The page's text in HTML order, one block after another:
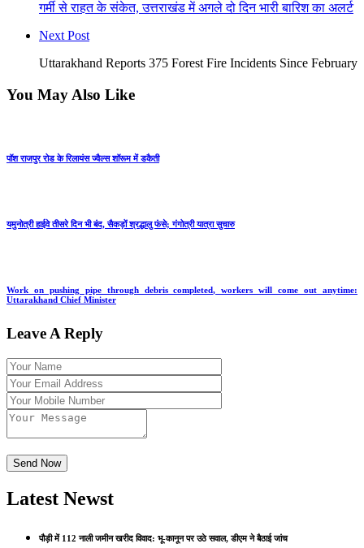
गर्मी से राहत के संकेत, उत्तराखंड में अगले दो दिन भारी बारिश का अलर्ट
Next Post
Uttarakhand Reports 375 Forest Fire Incidents Since February
You May Also Like
पॉश राजपुर रोड के रिलायंस ज्वैल्स शॉरूम में डकैती
यमुनोत्री हाईवे तीसरे दिन भी बंद, सैकड़ों श्रद्धालु फंसे; गंगोत्री यात्रा सुचारु
Work on pushing pipe through debris completed, workers will come out anytime:
Uttarakhand Chief Minister
Leave A Reply
Latest Newst
पौड़ी में 112 नाली जमीन खरीद विवाद: भू-कानून पर उठे सवाल, डीएम ने बैठाई जांच